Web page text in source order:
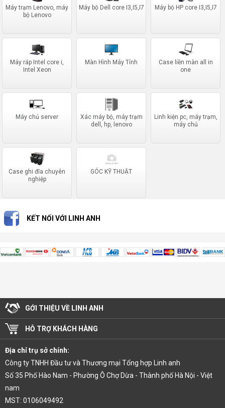
Máy trạm Lenovo, máy
bộ Lenovo
Máy bộ Dell core I3,I5,I7 Máy bộ HP core I3,I5,I7
Máy ráp Intel core i,
Intel Xeon
Màn Hình Máy Tính
Case liền màn all in
one
Máy chủ server
Xác máy bộ, máy trạm
dell, hp, lenovo
Linh kiện pc, máy trạm,
máy chủ
Case ghi đĩa chuyên
nghiệp
GÓC KỸ THUẬT
KẾT NỐI VỚI LINH ANH
GỚI THIỆU VỀ LINH ANH
HỖ TRỢ KHÁCH HÀNG
Địa chỉ trụ sở chính:
Công ty TNHH Đầu tư và Thương mại Tổng hợp Linh anh
Số 35 Phố Hào Nam - Phường Ô Chợ Dừa - Thành phố Hà Nội - Việt
nam
MST: 0106049492